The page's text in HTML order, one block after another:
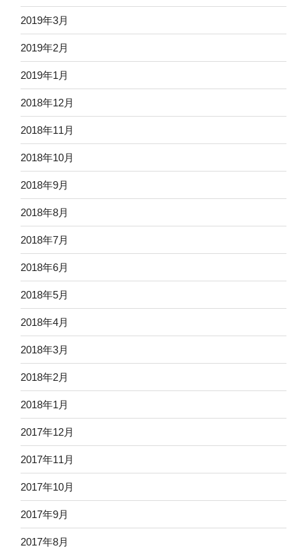
2019年3月
2019年2月
2019年1月
2018年12月
2018年11月
2018年10月
2018年9月
2018年8月
2018年7月
2018年6月
2018年5月
2018年4月
2018年3月
2018年2月
2018年1月
2017年12月
2017年11月
2017年10月
2017年9月
2017年8月